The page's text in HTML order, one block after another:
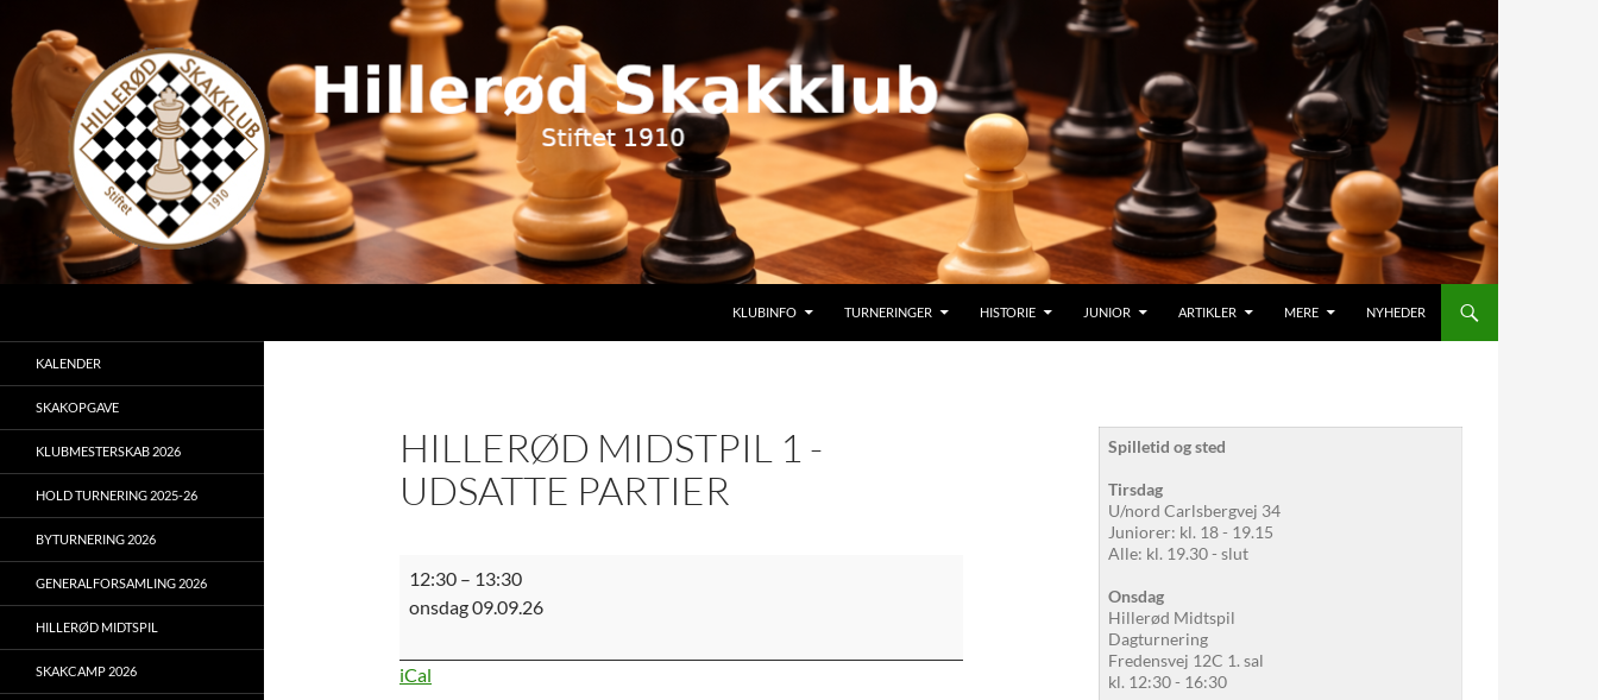
indhold
KLUBINFO TURNERINGER HISTORIE JUNIOR ARTIKLER MERE NYHEDER
HILLERØD MIDSTPIL 1 -
UDSATTE PARTIER
Hillerød
Midstpil
udsatte
12:30 – 13:30
onsdag 09.09.26
iCal
Spilletid og sted
Tirsdag
U/nord Carlsbergvej 34
Juniorer: kl. 18 - 19.15
Alle: kl. 19.30 - slut
Onsdag
Hillerød Midtspil
Dagturnering
Fredensvej 12C 1. sal
kl. 12:30 - 16:30
KALENDER
SKAKOPGAVE
KLUBMESTERSKAB 2026
HOLD TURNERING 2025-26
BYTURNERING 2026
GENERALFORSAMLING 2026
HILLERØD MIDTSPIL
SKAKCAMP 2026